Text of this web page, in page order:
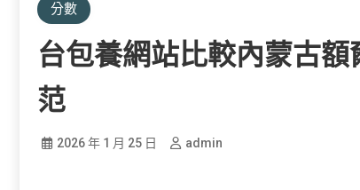
分數
台包養網站比較內蒙古
范
2026 年 1 月 25 日 admin